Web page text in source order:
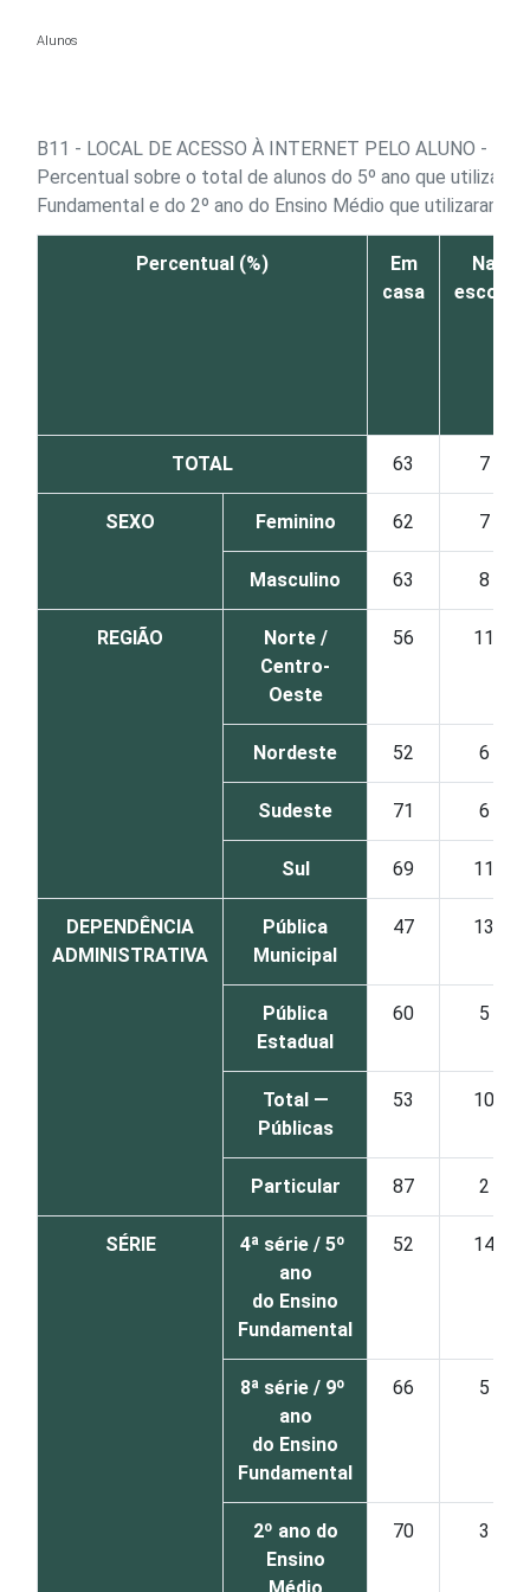
Alunos
B11 - LOCAL DE ACESSO À INTERNET PELO ALUNO -
Percentual sobre o total de alunos do 5º ano que
Fundamental e do 2º ano do Ensino Médio que utilizaram
Percentual (%)
Em
casa
Na
escola
TOTAL 63 7
SEXO Feminino 62 7
Masculino 63 8
REGIÃO
Norte /
Centro-
Oeste
56 11
Nordeste 52 6
Sudeste 71 6
Sul 69 11
DEPENDÊNCIA
ADMINISTRATIVA
Pública
Municipal
47 13
Pública
Estadual
60 5
Total —
Públicas
53 10
Particular 87 2
SÉRIE
4ª série / 5º
ano
do Ensino
Fundamental
52 14
8ª série / 9º
ano
do Ensino
Fundamental
66 5
2º ano do
Ensino
70 3